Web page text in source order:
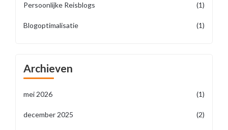
Persoonlijke Reisblogs (1)
Blogoptimalisatie (1)
Archieven
mei 2026 (1)
december 2025 (2)